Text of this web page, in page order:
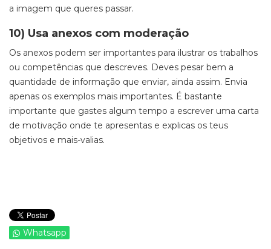
a imagem que queres passar.
10) Usa anexos com moderação
Os anexos podem ser importantes para ilustrar os trabalhos
ou competências que descreves. Deves pesar bem a
quantidade de informação que enviar, ainda assim. Envia
apenas os exemplos mais importantes. É bastante
importante que gastes algum tempo a escrever uma carta
de motivação onde te apresentas e explicas os teus
objetivos e mais-valias.
Whatsapp